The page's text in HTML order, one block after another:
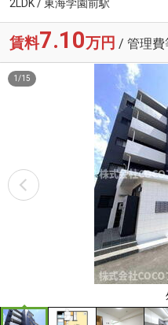
2LDK / 東海学園前駅
賃料7.10万円 / 管理費
1 /15